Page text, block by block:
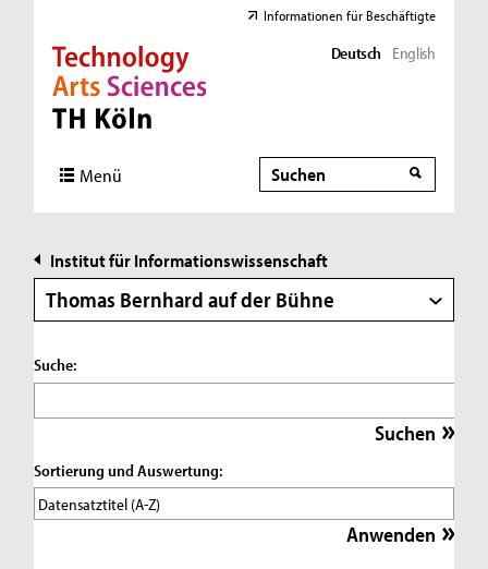
Direkt zur Hauptnavigation
Direkt zur Subnavigation
Direkt zum Inhalt
Direkt zum Fußbereich
Informationen für Beschäftigte
Deutsch English
Menü Suche
Suche
Institut für Informationswissenschaft
Thomas Bernhard auf der Bühne
Suche:
Sortierung und Auswertung: